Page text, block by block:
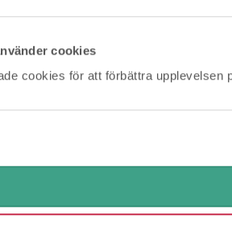
cookies
cookies för att förbättra upplevelsen